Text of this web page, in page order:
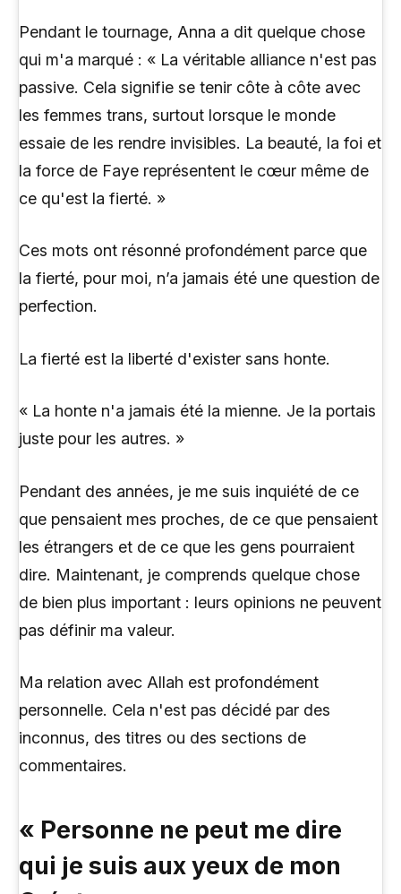
Pendant le tournage, Anna a dit quelque chose
qui m'a marqué : « La véritable alliance n'est pas
passive. Cela signifie se tenir côte à côte avec
les femmes trans, surtout lorsque le monde
essaie de les rendre invisibles. La beauté, la foi et
la force de Faye représentent le cœur même de
ce qu'est la fierté. »
Ces mots ont résonné profondément parce que
la fierté, pour moi, n’a jamais été une question de
perfection.
La fierté est la liberté d'exister sans honte.
« La honte n'a jamais été la mienne. Je la portais
juste pour les autres. »
Pendant des années, je me suis inquiété de ce
que pensaient mes proches, de ce que pensaient
les étrangers et de ce que les gens pourraient
dire. Maintenant, je comprends quelque chose
de bien plus important : leurs opinions ne peuvent
pas définir ma valeur.
Ma relation avec Allah est profondément
personnelle. Cela n'est pas décidé par des
inconnus, des titres ou des sections de
commentaires.
« Personne ne peut me dire
qui je suis aux yeux de mon